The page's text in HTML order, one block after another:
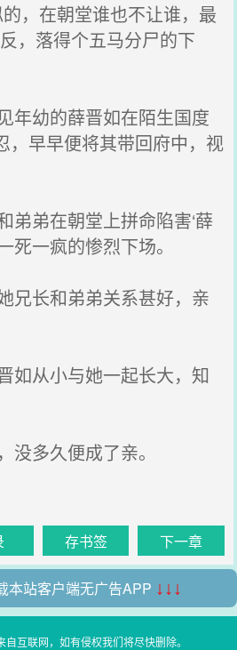
，在朝堂谁也不让谁，最
，落得个五马分尸的下
年幼的薛晋如在陌生国度
，早早便将其带回府中，视
弟在朝堂上拼命陷害‘薛
死一疯的惨烈下场。
兄长和弟弟关系甚好，亲
如从小与她一起长大，知
多久便成了亲。
存书签 下一章
本站客户端无广告APP ↓↓↓
互联网，如有侵权我们将尽快删除。